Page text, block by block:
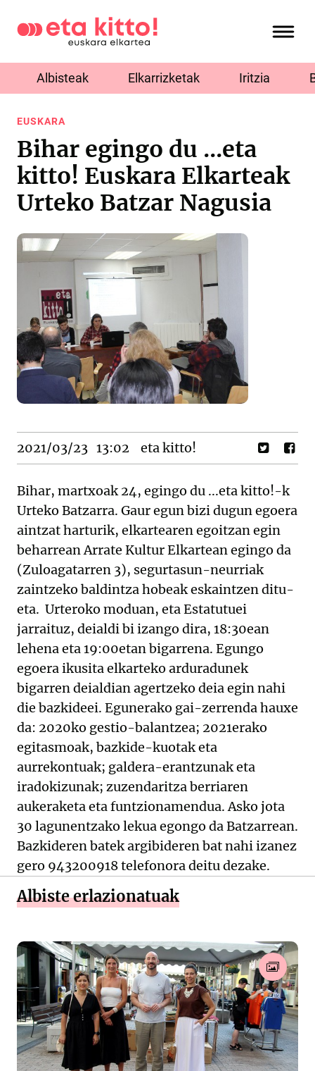
Albisteak Elkarrizketak Iritzia
EUSKARA
Bihar egingo du ...eta
kitto! Euskara Elkarteak
Urteko Batzar Nagusia
2021/03/23 13:02 eta kitto!
Bihar, martxoak 24, egingo du ...eta kitto!-k
Urteko Batzarra. Gaur egun bizi dugun egoera
aintzat harturik, elkartearen egoitzan egin
beharrean Arrate Kultur Elkartean egingo da
(Zuloagatarren 3), segurtasun-neurriak
zaintzeko baldintza hobeak eskaintzen ditu-
eta. Urteroko moduan, eta Estatutuei
jarraituz, deialdi bi izango dira, 18:30ean
lehena eta 19:00etan bigarrena. Egungo
egoera ikusita elkarteko arduradunek
bigarren deialdian agertzeko deia egin nahi
die bazkideei. Egunerako gai-zerrenda hauxe
da: 2020ko gestio-balantzea; 2021erako
egitasmoak, bazkide-kuotak eta
aurrekontuak; galdera-erantzunak eta
iradokizunak; zuzendaritza berriaren
aukeraketa eta funtzionamendua. Asko jota
30 lagunentzako lekua egongo da Batzarrean.
Bazkideren batek argibideren bat nahi izanez
gero 943200918 telefonora deitu dezake.
Albiste erlazionatuak